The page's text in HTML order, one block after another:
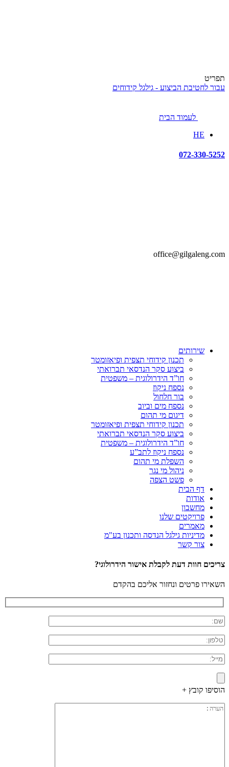
תפריט
עבור לחטיבת הביצוע - גילגל קידוחים
לעמוד הבית
HE
072-330-5252
office@gilgaleng.com
שירותים
תכנון קידוחי תצפית ופיאזומטר
ביצוע סקר הנדסאי תברואתי
חו”ד הידרולוגית – משפטית
נספח ניקוז
בור חלחול
נספח מים וביוב
דיגום מי תהום
תכנון קידוחי תצפית ופיאזומטר
ביצוע סקר הנדסאי תברואתי
חו”ד הידרולוגית – משפטית
נספח ניקוז לתב”ע
השפלת מי תהום
ניהול מי נגר
פשט הצפה
דף הבית
אודות
מחשבון
פרויקטים שלנו
מאמרים
מדיניות גילגל הנדסה ותכנון בע"מ
צור קשר
צריכים חוות דעת לקבלת אישור הידרולוגי?
השאירו פרטים ונחזור אליכם בהקדם
הוסיפו קובץ +